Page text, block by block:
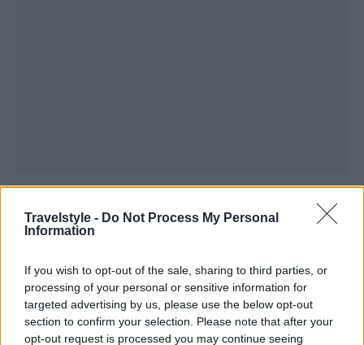
Travelstyle - Do Not Process My Personal
Information
If you wish to opt-out of the sale, sharing to third parties, or
processing of your personal or sensitive information for
targeted advertising by us, please use the below opt-out
section to confirm your selection. Please note that after your
opt-out request is processed you may continue seeing